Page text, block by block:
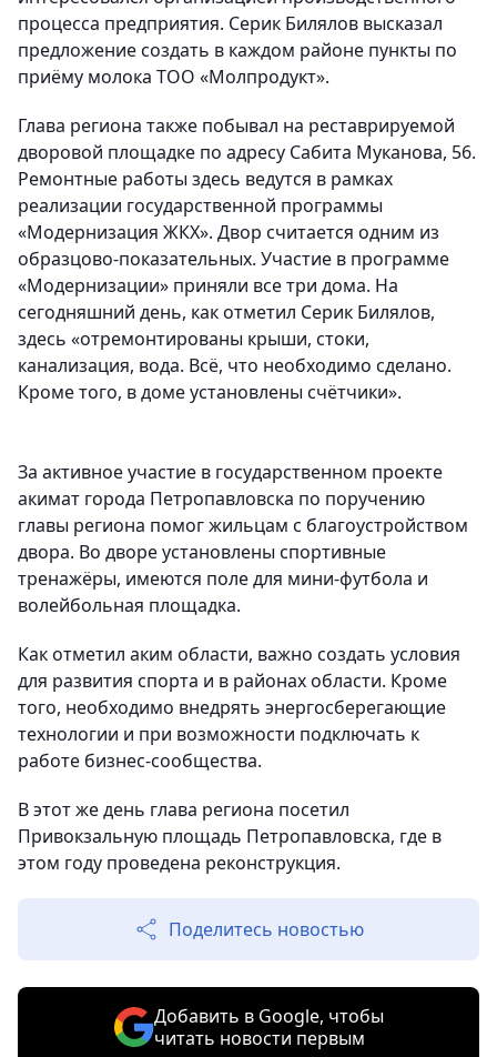
процесса предприятия. Серик Билялов высказал
предложение создать в каждом районе пункты по
приёму молока ТОО «Молпродукт».
Глава региона также побывал на реставрируемой
дворовой площадке по адресу Сабита Муканова, 56.
Ремонтные работы здесь ведутся в рамках
реализации государственной программы
«Модернизация ЖКХ». Двор считается одним из
образцово-показательных. Участие в программе
«Модернизации» приняли все три дома. На
сегодняшний день, как отметил Серик Билялов,
здесь «отремонтированы крыши, стоки,
канализация, вода. Всё, что необходимо сделано.
Кроме того, в доме установлены счётчики».
За активное участие в государственном проекте
акимат города Петропавловска по поручению
главы региона помог жильцам с благоустройством
двора. Во дворе установлены спортивные
тренажёры, имеются поле для мини-футбола и
волейбольная площадка.
Как отметил аким области, важно создать условия
для развития спорта и в районах области. Кроме
того, необходимо внедрять энергосберегающие
технологии и при возможности подключать к
работе бизнес-сообщества.
В этот же день глава региона посетил
Привокзальную площадь Петропавловска, где в
этом году проведена реконструкция.
Поделитесь новостью
Добавить в Google, чтобы
читать новости первым